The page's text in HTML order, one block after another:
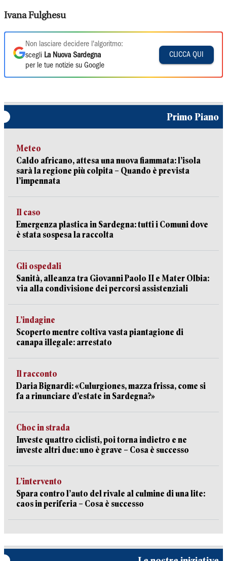
Ivana Fulghesu
Non lasciare decidere l'algoritmo:
scegli La Nuova Sardegna
per le tue notizie su Google
CLICCA QUI
Primo Piano
Meteo
Caldo africano, attesa una nuova fiammata: l’isola
sarà la regione più colpita – Quando è prevista
l’impennata
Il caso
Emergenza plastica in Sardegna: tutti i Comuni dove
è stata sospesa la raccolta
Gli ospedali
Sanità, alleanza tra Giovanni Paolo II e Mater Olbia:
via alla condivisione dei percorsi assistenziali
L’indagine
Scoperto mentre coltiva vasta piantagione di
canapa illegale: arrestato
Il racconto
Daria Bignardi: «Culurgiones, mazza frissa, come si
fa a rinunciare d’estate in Sardegna?»
Choc in strada
Investe quattro ciclisti, poi torna indietro e ne
investe altri due: uno è grave – Cosa è successo
L’intervento
Spara contro l’auto del rivale al culmine di una lite:
caos in periferia – Cosa è successo